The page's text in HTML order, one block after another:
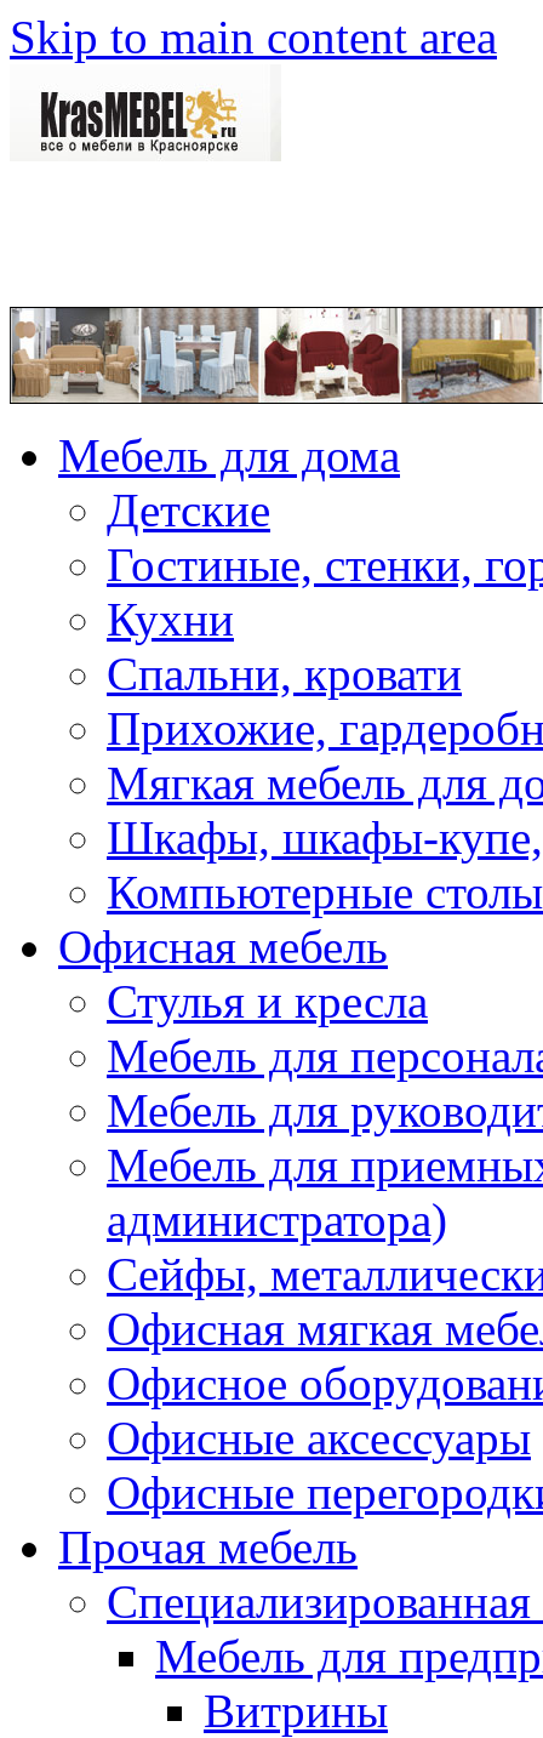
Skip to main content area
Мебель для дома
Детские
Гостиные, стенки,
Кухни
Спальни, кровати
Прихожие,
Мягкая мебель для
Шкафы, шкафы-купе,
Компьютерные столы
Офисная мебель
Стулья и кресла
Мебель для
Мебель для
Мебель для
администратора)
Сейфы,
Офисная мягкая
Офисное
Офисные аксессуары
Офисные
Прочая мебель
Специализированная
Мебель для
Витрины